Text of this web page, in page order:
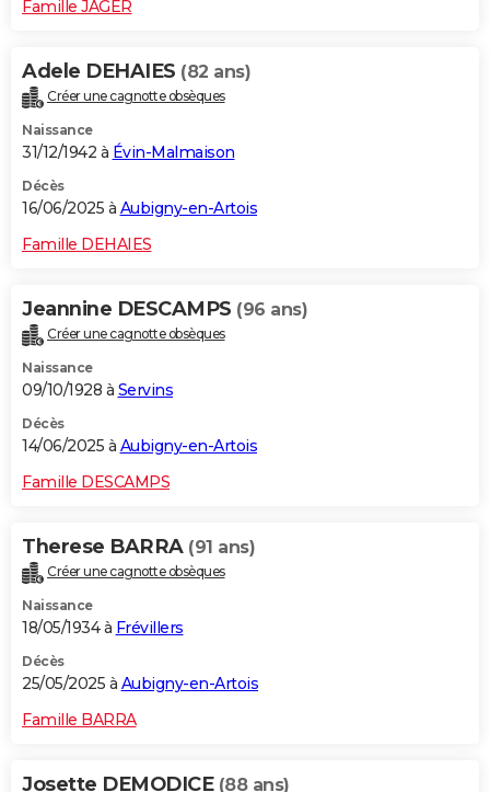
Famille JAGER
Adele DEHAIES (82 ans)
Créer une cagnotte obsèques
Naissance
31/12/1942 à Évin-Malmaison
Décès
16/06/2025 à Aubigny-en-Artois
Famille DEHAIES
Jeannine DESCAMPS (96 ans)
Créer une cagnotte obsèques
Naissance
09/10/1928 à Servins
Décès
14/06/2025 à Aubigny-en-Artois
Famille DESCAMPS
Therese BARRA (91 ans)
Créer une cagnotte obsèques
Naissance
18/05/1934 à Frévillers
Décès
25/05/2025 à Aubigny-en-Artois
Famille BARRA
Josette DEMODICE (88 ans)